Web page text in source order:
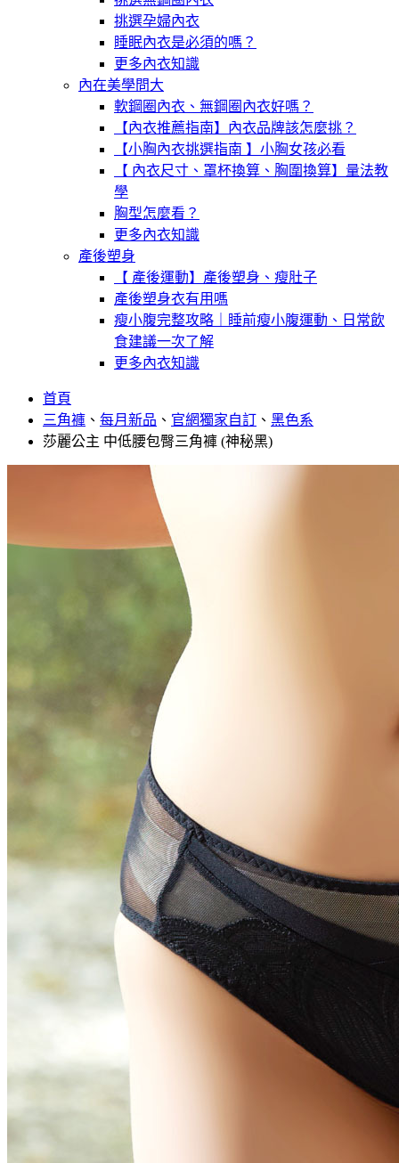
挑選孕婦內衣
睡眠內衣是必須的嗎？
更多內衣知識
內在美學問大
軟鋼圈內衣、無鋼圈內衣好嗎？
【內衣推薦指南】內衣品牌該怎麼挑？
【小胸內衣挑選指南 】小胸女孩必看
【 內衣尺寸、罩杯換算、胸圍換算】量法教
學
胸型怎麼看？
更多內衣知識
產後塑身
【 產後運動】產後塑身、瘦肚子
產後塑身衣有用嗎
瘦小腹完整攻略｜睡前瘦小腹運動、日常飲
食建議一次了解
更多內衣知識
首頁
三角褲 、 每月新品 、 官網獨家自訂 、 黑色系
莎麗公主 中低腰包臀三角褲 (神秘黑)